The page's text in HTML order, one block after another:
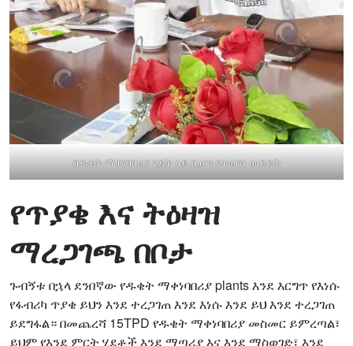
በዱቄት ማቀነባበሪያ ሂደት ላይ ቢሆን የተወሰነ ውይይት
የጥያቄ እና ትዕዛዝ
ማረጋገጫ በቦታ
ጉብኝቱ በኋላ ደንበኛው የዱቄት ማቀነባበሪያ plants እንደ እርግጥ የእነሱ
የፋብሪካ ጥያቄ ይህን እንደ ተረጋገጠ እንደ እነሱ እንደ ይህ እንደ ተረጋገጠ
ይደግፋል። በመጨረሻ 15TPD የዱቄት ማቀነባበሪያ መስመር ይምረጣል፣
ይህም የእንደ ምርት ሂደቶች እንደ ማጣሪያ እና እንደ ማስወገድ፣ እንደ